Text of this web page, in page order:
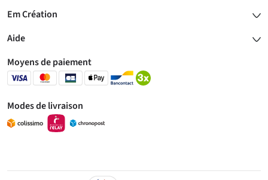
Em Création
Aide
Moyens de paiement
Modes de livraison